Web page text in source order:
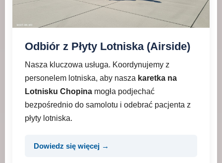
Odbiór z Płyty Lotniska (Airside)
Nasza kluczowa usługa. Koordynujemy z
personelem lotniska, aby nasza karetka na
Lotnisku Chopina mogła podjechać
bezpośrednio do samolotu i odebrać pacjenta z
płyty lotniska.
Dowiedz się więcej →